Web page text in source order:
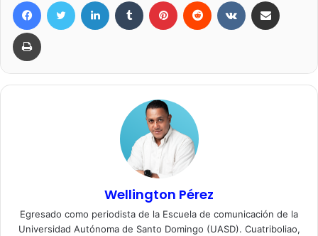
Imprimir
Wellington Pérez
Egresado como periodista de la Escuela de comunicación de la
Universidad Autónoma de Santo Domingo (UASD). Cuatriboliao,